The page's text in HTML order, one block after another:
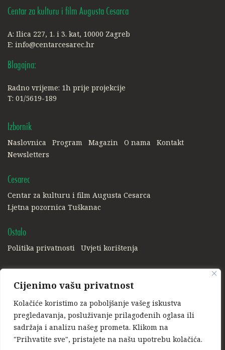
Cijenimo vašu privatnost
Kolačiće koristimo za poboljšanje vašeg iskustva
pregledavanja, posluživanje prilagođenih oglasa ili
sadržaja i analizu našeg prometa. Klikom na
"Prihvatite sve", pristajete na našu upotrebu kolačića.
Centar za kulturu i film Augusta Cesarca
A: Ilica 227, 1. i 3. kat, 10000 Zagreb
E: info@centarcesarec.hr
Blagajna:
Radno vrijeme: 1h prije projekcije
T: 01/5619-189
Izbornik
Naslovnica Program Magazin O nama
Kontakt
Newsletters
Cesarec
Centar za kulturu i film Augusta Cesarca
Ljetna pozornica Tuškanac
Ostalo
Politika privatnosti Uvjeti korištenja
Facebook Instagram
Ponosni član: